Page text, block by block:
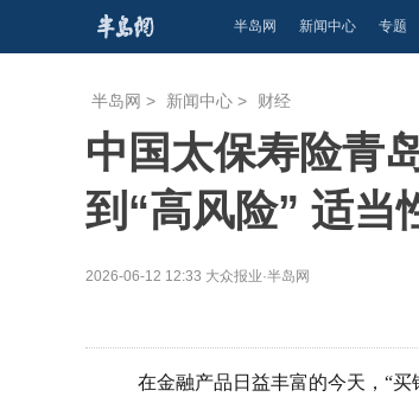
半岛网 新闻中心 专题
半岛网 > 新闻中心 > 财经
中国太保寿险青
到“高风险” 适当
2026-06-12 12:33 大众报业·半岛网
在金融产品日益丰富的今天，“买